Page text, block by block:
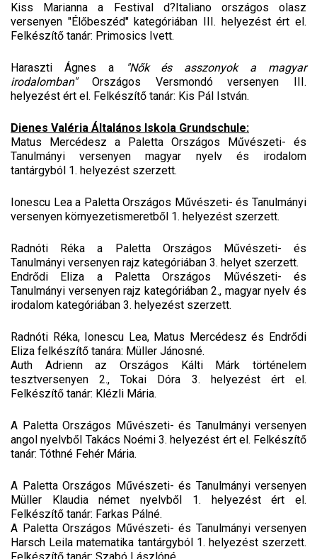
Kiss Marianna a Festival d?Italiano országos olasz
versenyen "Élőbeszéd" kategóriában III. helyezést ért el.
Felkészítő tanár: Primosics Ivett.
Haraszti Ágnes a
"Nők és asszonyok a magyar
irodalomban"Országos Versmondó versenyen III.
helyezést ért el. Felkészítő tanár: Kis Pál István.
Dienes Valéria Általános Iskola Grundschule:
Matus Mercédesz a Paletta Országos Művészeti- és
Tanulmányi versenyen magyar nyelv és irodalom
tantárgyból 1. helyezést szerzett.
Ionescu Lea a Paletta Országos Művészeti- és Tanulmányi
versenyen környezetismeretből 1. helyezést szerzett.
Radnóti Réka a Paletta Országos Művészeti- és
Tanulmányi versenyen rajz kategóriában 3. helyet szerzett.
Endrődi Eliza a Paletta Országos Művészeti- és
Tanulmányi versenyen rajz kategóriában 2., magyar nyelv és
irodalom kategóriában 3. helyezést szerzett.
Radnóti Réka, Ionescu Lea, Matus Mercédesz és Endrődi
Eliza felkészítő tanára: Müller Jánosné.
Auth Adrienn az Országos Kálti Márk történelem
tesztversenyen 2., Tokai Dóra 3. helyezést ért el.
Felkészítő tanár: Klézli Mária.
A Paletta Országos Művészeti- és Tanulmányi versenyen
angol nyelvből Takács Noémi 3. helyezést ért el. Felkészítő
tanár: Tóthné Fehér Mária.
A Paletta Országos Művészeti- és Tanulmányi versenyen
Müller Klaudia német nyelvből 1. helyezést ért el.
Felkészítő tanár: Farkas Pálné.
A Paletta Országos Művészeti- és Tanulmányi versenyen
Harsch Leila matematika tantárgyból 1. helyezést szerzett.